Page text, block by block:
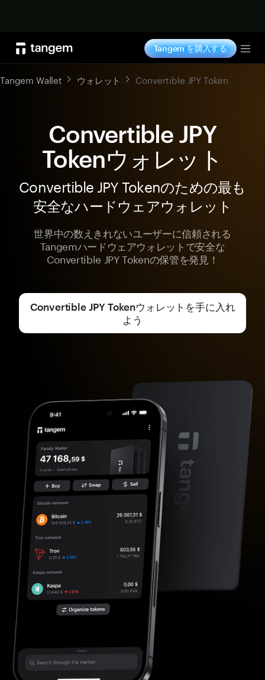
Tangem を購入する
Tangem Wallet ウォレット Convertible JPY Token
Convertible JPY
Tokenウォレット
Convertible JPY Tokenのための最も
安全なハードウェアウォレット
世界中の数えきれないユーザーに信頼される
Tangemハードウェアウォレットで安全な
Convertible JPY Tokenの保管を発見！
Convertible JPY Tokenウォレットを手に入れ
よう